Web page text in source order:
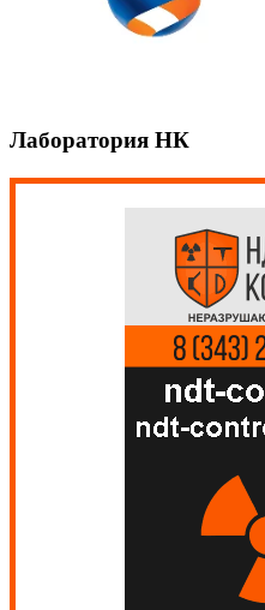
Лаборатория НК